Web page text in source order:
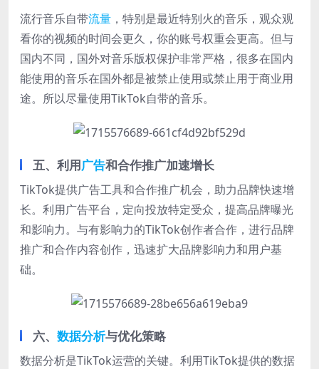
流行音乐自带流量 ，特别是最近特别火的音乐，观众观
看你的视频的时间会更久，你的账号权重会更高。但与
国内不同，国外对音乐版权保护非常严格，很多在国内
能使用的音乐在国外都是被禁止使用或禁止用于商业用
途。所以尽量使用TikTok自带的音乐。
五、利用广告和合作推广加速增长
TikTok提供广告工具和合作推广机会，助力品牌快速增
长。利用广告平台，定向投放特定受众，提高品牌曝光
和影响力。与有影响力的TikTok创作者合作，进行品牌
推广和合作内容创作，迅速扩大品牌影响力和用户基
础。
六、 数据分析与优化策略
数据分析是TikTok运营的关键。利用TikTok提供的数据